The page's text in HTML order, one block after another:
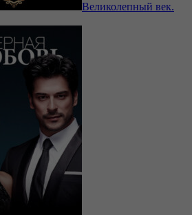
Великолепный век.